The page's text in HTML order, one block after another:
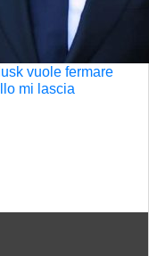
vuole fermare
mi lascia